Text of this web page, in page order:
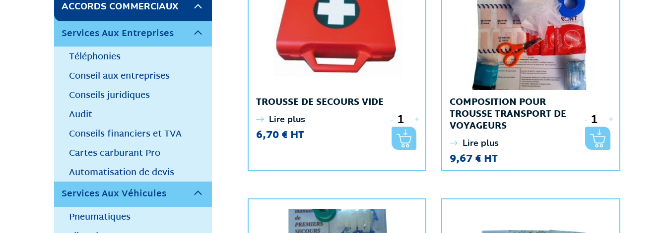
ACCORDS COMMERCIAUX
Services Aux Entreprises
Téléphonies
Conseil aux entreprises
Conseils juridiques
Audit
Conseils financiers et TVA
Cartes carburant Pro
Automatisation de devis
Services Aux Véhicules
Pneumatiques
TROUSSE DE SECOURS VIDE
Lire plus
6,70 € HT
- +
COMPOSITION POUR
TROUSSE TRANSPORT DE
VOYAGEURS
Lire plus
9,67 € HT
- +